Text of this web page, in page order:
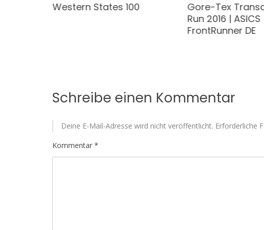
Western States 100
Gore-Tex
Run 2016 | ASICS
FrontRunner DE
Schreibe einen Kommentar
Deine E-Mail-Adresse wird nicht veröffentlicht. Erforderliche
Kommentar *